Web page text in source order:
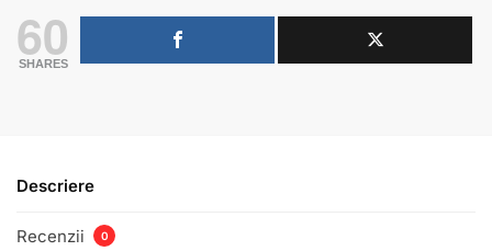
60
SHARES
Descriere
Recenzii 0